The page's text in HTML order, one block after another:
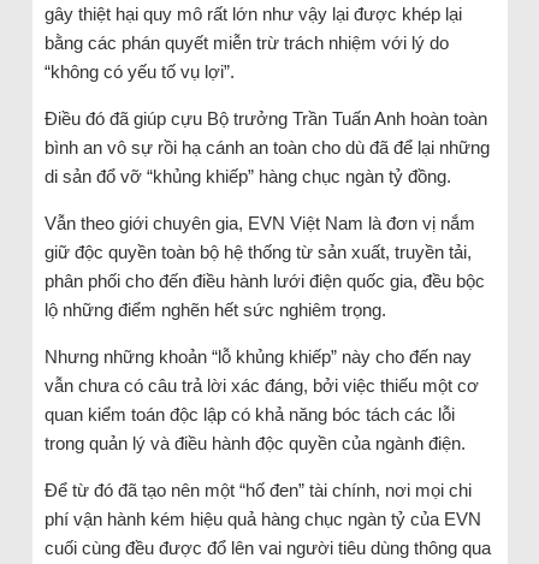
gây thiệt hại quy mô rất lớn như vậy lại được khép lại
bằng các phán quyết miễn trừ trách nhiệm với lý do
“không có yếu tố vụ lợi”.
Điều đó đã giúp cựu Bộ trưởng Trần Tuấn Anh hoàn toàn
bình an vô sự rồi hạ cánh an toàn cho dù đã để lại những
di sản đổ vỡ “khủng khiếp” hàng chục ngàn tỷ đồng.
Vẫn theo giới chuyên gia, EVN Việt Nam là đơn vị nắm
giữ độc quyền toàn bộ hệ thống từ sản xuất, truyền tải,
phân phối cho đến điều hành lưới điện quốc gia, đều bộc
lộ những điểm nghẽn hết sức nghiêm trọng.
Nhưng những khoản “lỗ khủng khiếp” này cho đến nay
vẫn chưa có câu trả lời xác đáng, bởi việc thiếu một cơ
quan kiểm toán độc lập có khả năng bóc tách các lỗi
trong quản lý và điều hành độc quyền của ngành điện.
Để từ đó đã tạo nên một “hố đen” tài chính, nơi mọi chi
phí vận hành kém hiệu quả hàng chục ngàn tỷ của EVN
cuối cùng đều được đổ lên vai người tiêu dùng thông qua